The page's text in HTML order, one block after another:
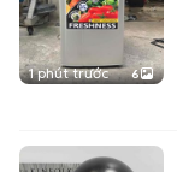
1 phút trước 6